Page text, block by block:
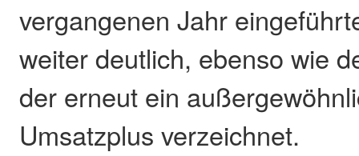
vergangenen Jahr
weiter deutlich, ebenso wie
der erneut ein
Umsatzplus verzeichnet.